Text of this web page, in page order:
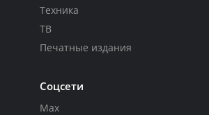
Техника
ТВ
Печатные издания
Соцсети
Max